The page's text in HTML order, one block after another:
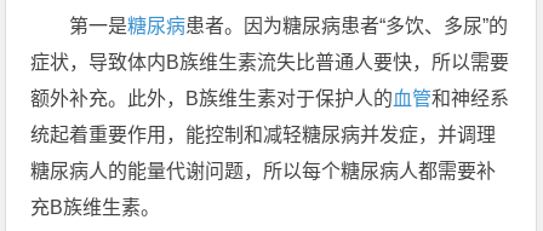
第一是糖尿病患者。因为糖尿病患者“多饮、多尿”的
症状，导致体内B族维生素流失比普通人要快，所以需要
额外补充。此外，B族维生素对于保护人的血管和神经系
统起着重要作用，能控制和减轻糖尿病并发症，并调理
糖尿病人的能量代谢问题，所以每个糖尿病人都需要补
充B族维生素。